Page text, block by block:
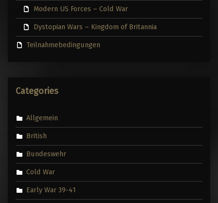
Modern US Forces – Cold War
Dystopian Wars – Kingdom of Britannia
Teilnahmebedingungen
Categories
Allgemein
British
Bundeswehr
Cold War
Early War 39-41